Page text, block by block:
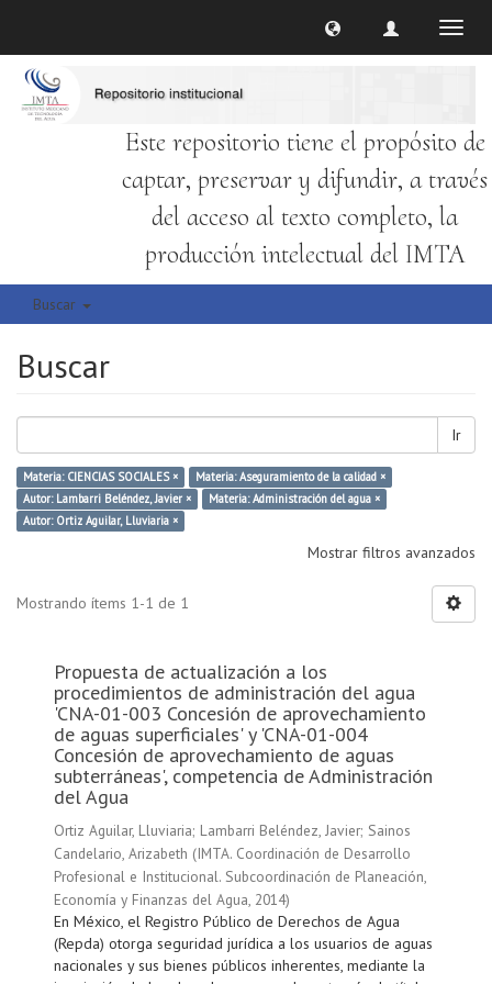
Este repositorio tiene el propósito de
captar, preservar y difundir, a través
del acceso al texto completo, la
producción intelectual del IMTA
Buscar
Buscar
Ir
Materia: CIENCIAS SOCIALES ×
Materia: Aseguramiento de la calidad ×
Autor: Lambarri Beléndez, Javier ×
Materia: Administración del agua ×
Autor: Ortiz Aguilar, Lluviaria ×
Mostrar filtros avanzados
Mostrando ítems 1-1 de 1
Propuesta de actualización a los
procedimientos de administración del agua
'CNA-01-003 Concesión de aprovechamiento
de aguas superficiales' y 'CNA-01-004
Concesión de aprovechamiento de aguas
subterráneas', competencia de Administración
del Agua
Ortiz Aguilar, Lluviaria; Lambarri Beléndez, Javier; Sainos
Candelario, Arizabeth (IMTA. Coordinación de Desarrollo
Profesional e Institucional. Subcoordinación de Planeación,
Economía y Finanzas del Agua, 2014)
En México, el Registro Público de Derechos de Agua
(Repda) otorga seguridad jurídica a los usuarios de aguas
nacionales y sus bienes públicos inherentes, mediante la